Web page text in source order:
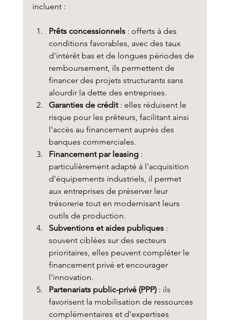
incluent :
Prêts concessionnels : offerts à des
conditions favorables, avec des taux
d'intérêt bas et de longues périodes de
remboursement, ils permettent de
financer des projets structurants sans
alourdir la dette des entreprises.
Garanties de crédit : elles réduisent le
risque pour les prêteurs, facilitant ainsi
l'accès au financement auprès des
banques commerciales.
Financement par leasing :
particulièrement adapté à l'acquisition
d'équipements industriels, il permet
aux entreprises de préserver leur
trésorerie tout en modernisant leurs
outils de production.
Subventions et aides publiques :
souvent ciblées sur des secteurs
prioritaires, elles peuvent compléter le
financement privé et encourager
l'innovation.
Partenariats public-privé (PPP) : ils
favorisent la mobilisation de ressources
complémentaires et d'expertises